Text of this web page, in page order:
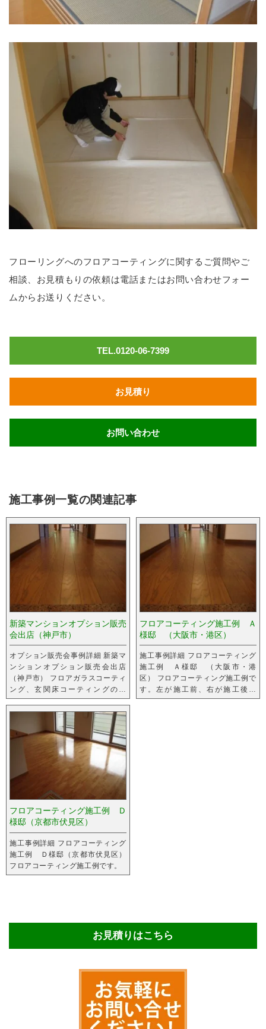
フローリングへのフロアコーティングに関するご質問やご
相談、お見積もりの依頼は電話またはお問い合わせフォー
ムからお送りください。
TEL.0120-06-7399
お見積り
お問い合わせ
施工事例一覧の関連記事
新築マンションオプション販売
会出店（神戸市）
オプション販売会事例詳細 新築マ
ンションオプション販売会出店
（神戸市） フロアガラスコーティ
ング、玄関床コーティングの説
明・販売しました。
フロアコーティング施工例 Ａ
様邸 （大阪市・港区）
施工事例詳細 フロアコーティング
施工例 Ａ様邸 （大阪市・港
区） フロアコーティング施工例で
す。左が施工前、右が施工後で
す。 エリア大阪府大阪市港区施工
フロアコーティング施工例 Ｄ
様邸（京都市伏見区）
施工事例詳細 フロアコーティング
施工例 Ｄ様邸（京都市伏見区）
フロアコーティング施工例です。
お見積りはこちら